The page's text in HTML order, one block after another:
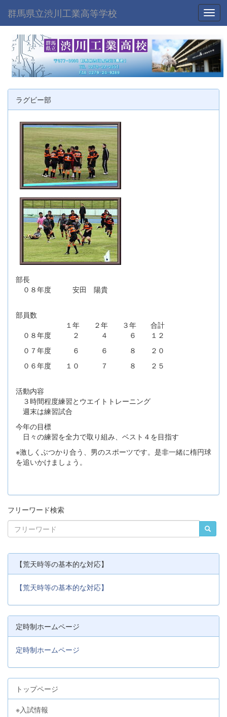
群馬県立渋川工業高等学校
ラグビー部
部長
０８年度 安田 陽貴
部員数
１年 ２年 ３年 合計
０８年度 ２ ４ ６ １２
０７年度 ６ ６ ８ ２０
０６年度 １０ ７ ８ ２５
活動内容
３時間程度練習とウエイトトレーニング
週末は練習試合
今年の目標
日々の練習を全力で取り組み、ベスト４を目指す
※激しくぶつかり合う、男のスポーツです。是非一緒に楕円球
を追いかけましょう。
フリーワード検索
【荒天時等の基本的な対応】
【荒天時等の基本的な対応】
定時制ホームページ
定時制ホームページ
トップページ
※入試情報